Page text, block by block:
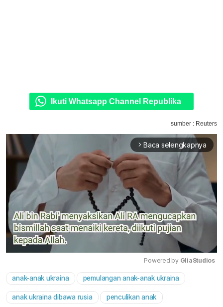
Ikuti Whatsapp Channel Republika
sumber : Reuters
arrow_forward_ios Baca selengkapnya
Mute
Powered by GliaStudios
anak-anak ukraina pemulangan anak-anak ukraina
anak ukraina dibawa rusia penculikan anak